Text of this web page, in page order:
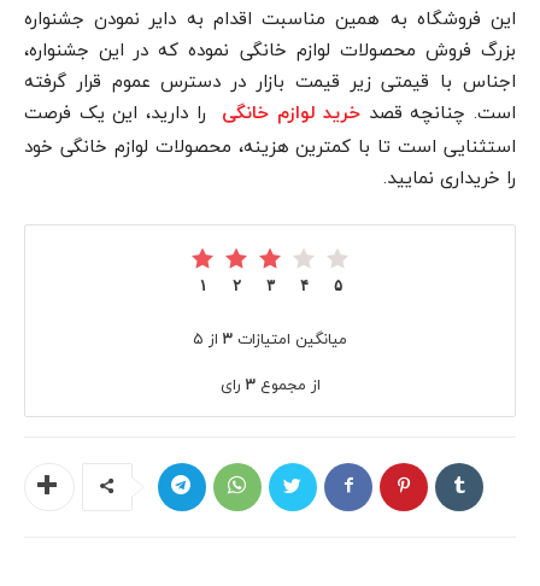
این فروشگاه به همین مناسبت اقدام به دایر نمودن جشنواره
بزرگ فروش محصولات لوازم خانگی نموده که در این جشنواره،
اجناس با قیمتی زیر قیمت بازار در دسترس عموم قرار گرفته
است. چنانچه قصدخرید لوازم خانگی
را دارید، این یک فرصت
استثنایی است تا با کمترین هزینه، محصولات لوازم خانگی خود
را خریداری نمایید.
۵ ۴ ۳ ۲ ۱
میانگین امتیازات ۳ از ۵
از مجموع۳ رای